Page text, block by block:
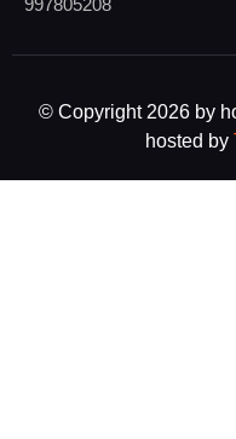
997805208
© Copyright 2026 by
hosted by